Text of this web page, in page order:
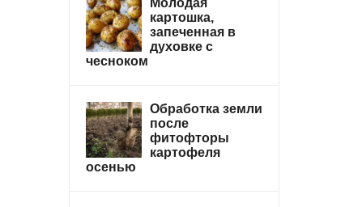
Молодая
картошка,
запеченная в
духовке с
чесноком
Обработка земли
после
фитофторы
картофеля
осенью